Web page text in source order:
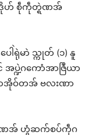
ဒိုဟ် စဵုကဵုတ္ရဲဏအ်
ါဲရုဲမာဲ သ္ကုတ် (၁) နူ
အပ္ဍဲဂကောံအာဇြဳယာ
ာအိုဝ်တအ် ဗလးဏာ
ဏအ် ဟွံဆက်စပ်ကဵုဂ